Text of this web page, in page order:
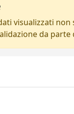
visualizzati non
da parte